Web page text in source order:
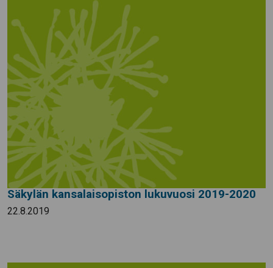
Säkylän kansalaisopiston lukuvuosi 2019-2020
22.8.2019